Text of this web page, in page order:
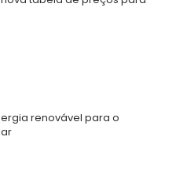
renovável para o